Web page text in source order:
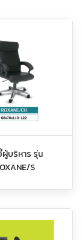
ผู้บริหาร รุ่น
S